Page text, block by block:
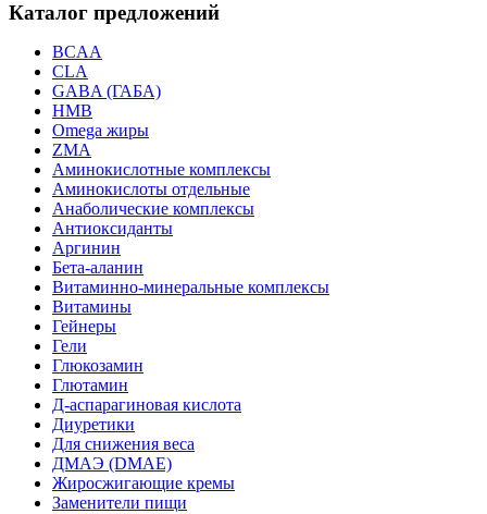
Каталог предложений
BCAA
CLA
GABA (ГАБА)
HMB
Omega жиры
ZMA
Аминокислотные комплексы
Аминокислоты отдельные
Анаболические комплексы
Антиоксиданты
Аргинин
Бета-аланин
Витаминно-минеральные комплексы
Витамины
Гейнеры
Гели
Глюкозамин
Глютамин
Д-аспарагиновая кислота
Диуретики
Для снижения веса
ДМАЭ (DMAE)
Жиросжигающие кремы
Заменители пищи